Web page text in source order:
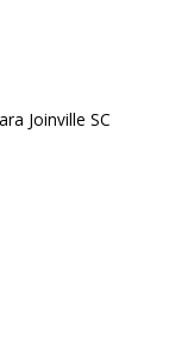
Joinville SC